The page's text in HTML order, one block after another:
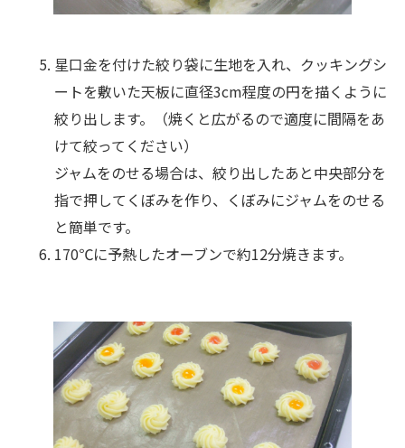
星口金を付けた絞り袋に生地を入れ、クッキングシ
ートを敷いた天板に直径3cm程度の円を描くように
絞り出します。（焼くと広がるので適度に間隔をあ
けて絞ってください）
ジャムをのせる場合は、絞り出したあと中央部分を
指で押してくぼみを作り、くぼみにジャムをのせる
と簡単です。
170℃に予熱したオーブンで約12分焼きます。